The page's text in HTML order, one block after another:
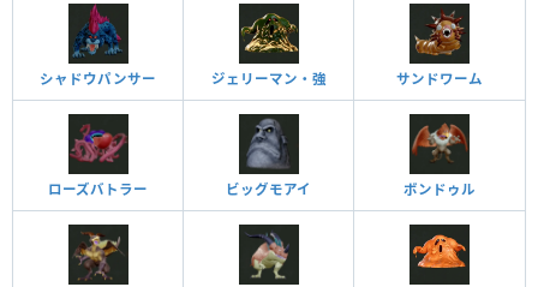
シャドウパンサー ジェリーマン・強 サンドワーム
ローズバトラー ビッグモアイ ボンドゥル